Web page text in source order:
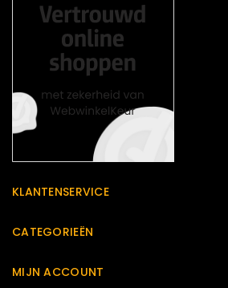
KLANTENSERVICE
CATEGORIEËN
MIJN ACCOUNT